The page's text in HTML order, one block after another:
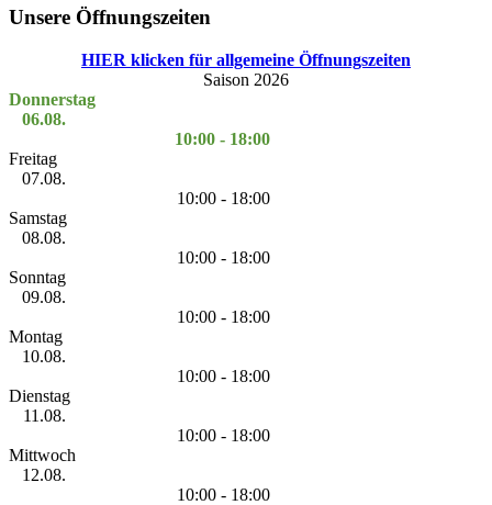
Unsere Öffnungszeiten
HIER klicken für allgemeine Öffnungszeiten
Saison 2026
Donnerstag
06.08.
10:00 - 18:00
Freitag
07.08.
10:00 - 18:00
Samstag
08.08.
10:00 - 18:00
Sonntag
09.08.
10:00 - 18:00
Montag
10.08.
10:00 - 18:00
Dienstag
11.08.
10:00 - 18:00
Mittwoch
12.08.
10:00 - 18:00